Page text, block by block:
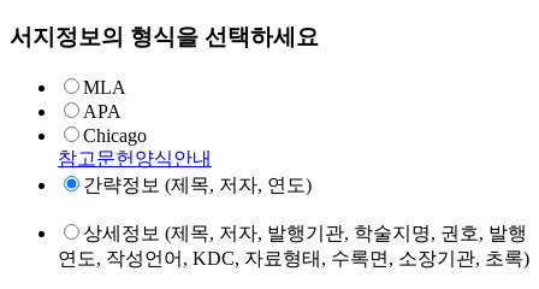
서지정보의 형식을 선택하세요
MLA
APA
Chicago
참고문헌양식안내
간략정보 (제목, 저자, 연도)
상세정보 (제목, 저자, 발행기관, 학술지명, 권호, 발행
연도, 작성언어, KDC, 자료형태, 수록면, 소장기관, 초록)